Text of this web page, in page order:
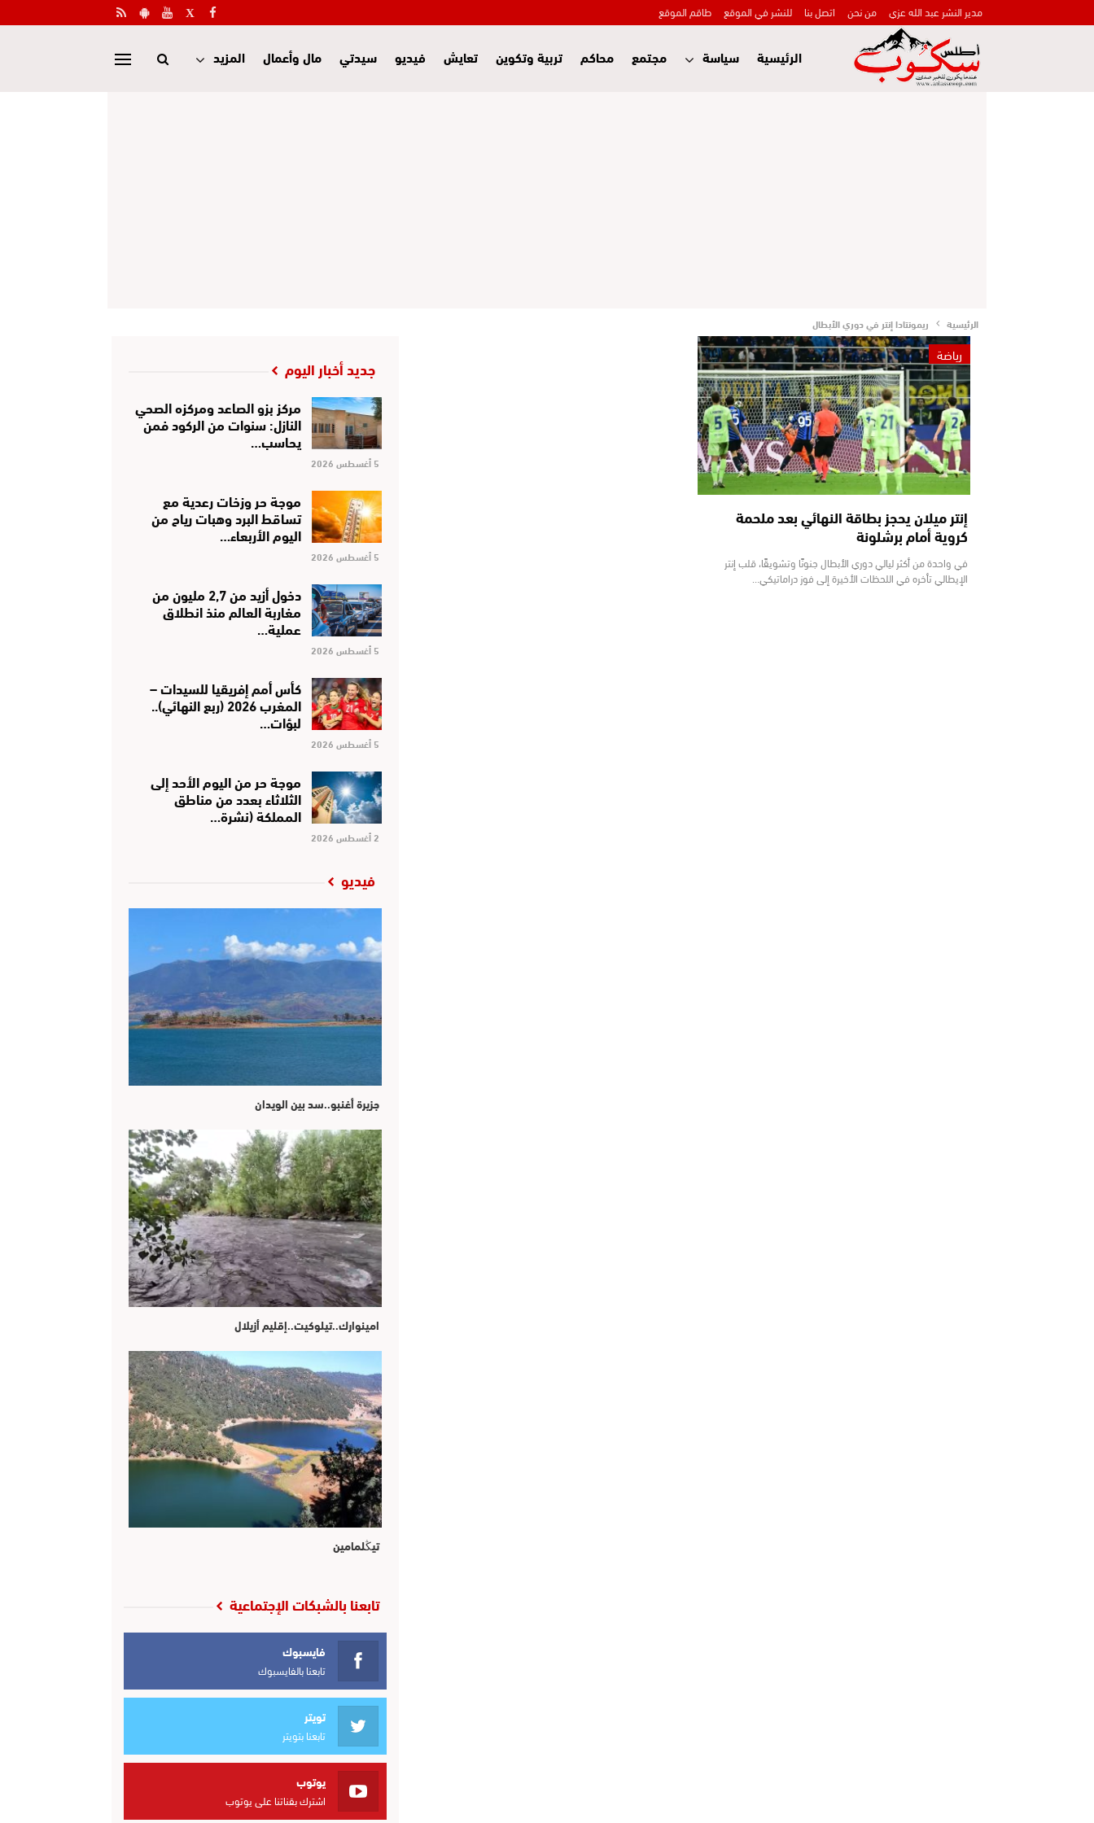
مدير النشر عبد الله عزي من نحن اتصل بنا للنشر في الموقع طاقم الموقع
الرئيسية سياسة مجتمع محاكم تربية وتكوين تعايش فيديو سيدتي مال وأعمال المزيد
الرئيسية ريمونتادا إنتر في دوري الأبطال
رياضة
إنتر ميلان يحجز بطاقة النهائي بعد ملحمة
كروية أمام برشلونة
في واحدة من أكثر ليالي دوري الأبطال جنونًا وتشويقًا، قلب إنتر
الإيطالي تأخره في اللحظات الأخيرة إلى فوز دراماتيكي…
جديد أخبار اليوم
مركز بزو الصاعد ومركزه الصحي
النازل: سنوات من الركود فمن
يحاسب…
5 أغسطس 2026
موجة حر وزخات رعدية مع
تساقط البرد وهبات رياح من
اليوم الأربعاء…
5 أغسطس 2026
دخول أزيد من 2,7 مليون من
مغاربة العالم منذ انطلاق
عملية…
5 أغسطس 2026
كأس أمم إفريقيا للسيدات –
المغرب 2026 (ربع النهائي)..
لبؤات…
5 أغسطس 2026
موجة حر من اليوم الأحد إلى
الثلاثاء بعدد من مناطق
المملكة (نشرة…
2 أغسطس 2026
فيديو
جزيرة أغنبو..سد بين الويدان
امينوارك..تيلوكيت..إقليم أزيلال
تيڭلمامين
تابعنا بالشبكات الإجتماعية
فايسبوك
تابعنا بالفايسبوك
تويتر
تابعنا بتويتر
يوتوب
اشترك بقناتنا على يوتوب